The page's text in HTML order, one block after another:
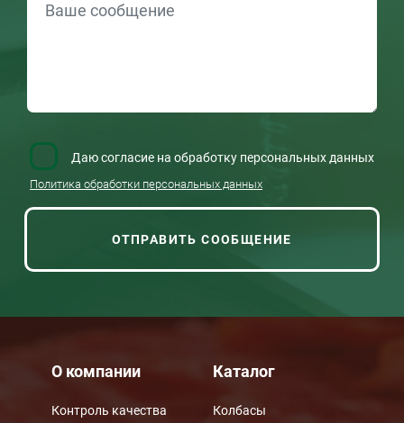
Даю согласие на обработку персональных данных
Политика обработки персональных данных
О компании
Контроль качества
Каталог
Колбасы